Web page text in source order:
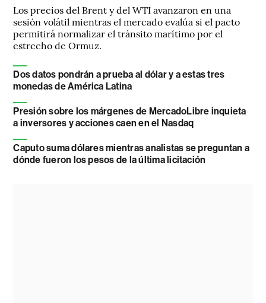
Los precios del Brent y del WTI avanzaron en una
sesión volátil mientras el mercado evalúa si el pacto
permitirá normalizar el tránsito marítimo por el
estrecho de Ormuz.
Dos datos pondrán a prueba al dólar y a estas tres
monedas de América Latina
Presión sobre los márgenes de MercadoLibre inquieta
a inversores y acciones caen en el Nasdaq
Caputo suma dólares mientras analistas se preguntan a
dónde fueron los pesos de la última licitación